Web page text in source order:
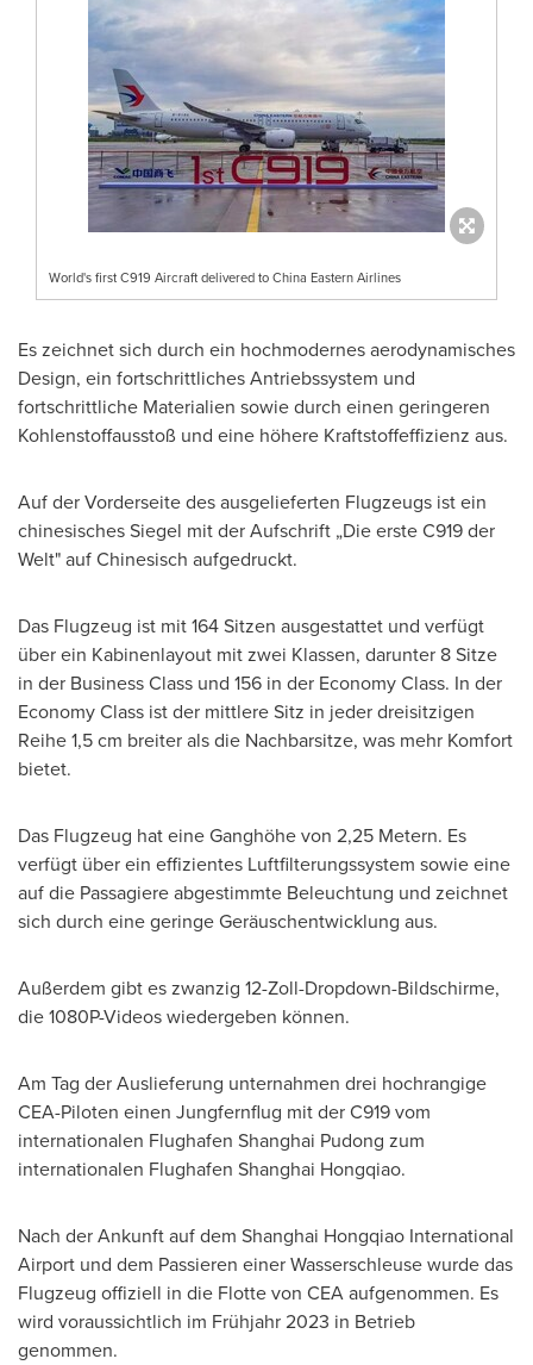
World's first C919 Aircraft delivered to China Eastern Airlines
Es zeichnet sich durch ein hochmodernes aerodynamisches
Design, ein fortschrittliches Antriebssystem und
fortschrittliche Materialien sowie durch einen geringeren
Kohlenstoffausstoß und eine höhere Kraftstoffeffizienz aus.
Auf der Vorderseite des ausgelieferten Flugzeugs ist ein
chinesisches Siegel mit der Aufschrift „Die erste C919 der
Welt" auf Chinesisch aufgedruckt.
Das Flugzeug ist mit 164 Sitzen ausgestattet und verfügt
über ein Kabinenlayout mit zwei Klassen, darunter 8 Sitze
in der Business Class und 156 in der Economy Class. In der
Economy Class ist der mittlere Sitz in jeder dreisitzigen
Reihe 1,5 cm breiter als die Nachbarsitze, was mehr Komfort
bietet.
Das Flugzeug hat eine Ganghöhe von 2,25 Metern. Es
verfügt über ein effizientes Luftfilterungssystem sowie eine
auf die Passagiere abgestimmte Beleuchtung und zeichnet
sich durch eine geringe Geräuschentwicklung aus.
Außerdem gibt es zwanzig 12-Zoll-Dropdown-Bildschirme,
die 1080P-Videos wiedergeben können.
Am Tag der Auslieferung unternahmen drei hochrangige
CEA-Piloten einen Jungfernflug mit der C919 vom
internationalen Flughafen Shanghai Pudong zum
internationalen Flughafen Shanghai Hongqiao.
Nach der Ankunft auf dem Shanghai Hongqiao International
Airport und dem Passieren einer Wasserschleuse wurde das
Flugzeug offiziell in die Flotte von CEA aufgenommen. Es
wird voraussichtlich im Frühjahr 2023 in Betrieb
genommen.